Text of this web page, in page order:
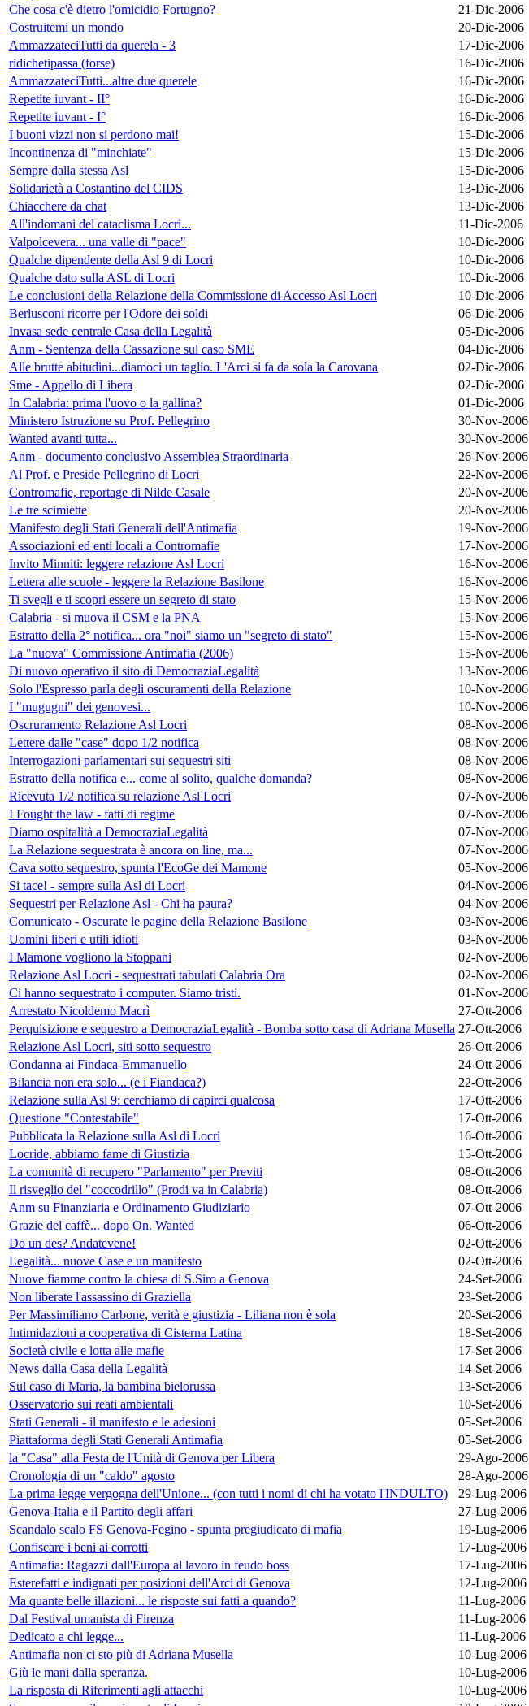
Che cosa c'è dietro l'omicidio Fortugno?
21-Dic-2006
Costruitemi un mondo
20-Dic-2006
AmmazzateciTutti da querela - 3
17-Dic-2006
ridichetipassa (forse)
16-Dic-2006
AmmazzateciTutti...altre due querele
16-Dic-2006
Repetite iuvant - II°
16-Dic-2006
Repetite iuvant - I°
16-Dic-2006
I buoni vizzi non si perdono mai!
15-Dic-2006
Incontinenza di "minchiate"
15-Dic-2006
Sempre dalla stessa Asl
15-Dic-2006
Solidarietà a Costantino del CIDS
13-Dic-2006
Chiacchere da chat
13-Dic-2006
All'indomani del cataclisma Locri...
11-Dic-2006
Valpolcevera... una valle di "pace"
10-Dic-2006
Qualche dipendente della Asl 9 di Locri
10-Dic-2006
Qualche dato sulla ASL di Locri
10-Dic-2006
Le conclusioni della Relazione della Commissione di Accesso Asl Locri
10-Dic-2006
Berlusconi ricorre per l'Odore dei soldi
06-Dic-2006
Invasa sede centrale Casa della Legalità
05-Dic-2006
Anm - Sentenza della Cassazione sul caso SME
04-Dic-2006
Alle brutte abitudini...diamoci un taglio. L'Arci si fa da sola la Carovana
02-Dic-2006
Sme - Appello di Libera
02-Dic-2006
In Calabria: prima l'uovo o la gallina?
01-Dic-2006
Ministero Istruzione su Prof. Pellegrino
30-Nov-2006
Wanted avanti tutta...
30-Nov-2006
Anm - documento conclusivo Assemblea Straordinaria
26-Nov-2006
Al Prof. e Preside Pellegrino di Locri
22-Nov-2006
Contromafie, reportage di Nilde Casale
20-Nov-2006
Le tre scimiette
20-Nov-2006
Manifesto degli Stati Generali dell'Antimafia
19-Nov-2006
Associazioni ed enti locali a Contromafie
17-Nov-2006
Invito Minniti: leggere relazione Asl Locri
16-Nov-2006
Lettera alle scuole - leggere la Relazione Basilone
16-Nov-2006
Ti svegli e ti scopri essere un segreto di stato
15-Nov-2006
Calabria - si muova il CSM e la PNA
15-Nov-2006
Estratto della 2° notifica... ora "noi" siamo un "segreto di stato"
15-Nov-2006
La "nuova" Commissione Antimafia (2006)
15-Nov-2006
Di nuovo operativo il sito di DemocraziaLegalità
13-Nov-2006
Solo l'Espresso parla degli oscuramenti della Relazione
10-Nov-2006
I "mugugni" dei genovesi...
10-Nov-2006
Oscruramento Relazione Asl Locri
08-Nov-2006
Lettere dalle "case" dopo 1/2 notifica
08-Nov-2006
Interrogazioni parlamentari sui sequestri siti
08-Nov-2006
Estratto della notifica e... come al solito, qualche domanda?
08-Nov-2006
Ricevuta 1/2 notifica su relazione Asl Locri
07-Nov-2006
I Fought the law - fatti di regime
07-Nov-2006
Diamo ospitalità a DemocraziaLegalità
07-Nov-2006
La Relazione sequestrata è ancora on line, ma...
07-Nov-2006
Cava sotto sequestro, spunta l'EcoGe dei Mamone
05-Nov-2006
Si tace! - sempre sulla Asl di Locri
04-Nov-2006
Sequestri per Relazione Asl - Chi ha paura?
04-Nov-2006
Comunicato - Oscurate le pagine della Relazione Basilone
03-Nov-2006
Uomini liberi e utili idioti
03-Nov-2006
I Mamone vogliono la Stoppani
02-Nov-2006
Relazione Asl Locri - sequestrati tabulati Calabria Ora
02-Nov-2006
Ci hanno sequestrato i computer. Siamo tristi.
01-Nov-2006
Arrestato Nicoldemo Macrì
27-Ott-2006
Perquisizione e sequestro a DemocraziaLegalità - Bomba sotto casa di Adriana Musella 27-Ott-2006
Relazione Asl Locri, siti sotto sequestro
26-Ott-2006
Condanna ai Findaca-Emmanuello
24-Ott-2006
Bilancia non era solo... (e i Fiandaca?)
22-Ott-2006
Relazione sulla Asl 9: cerchiamo di capirci qualcosa
17-Ott-2006
Questione "Contestabile"
17-Ott-2006
Pubblicata la Relazione sulla Asl di Locri
16-Ott-2006
Locride, abbiamo fame di Giustizia
15-Ott-2006
La comunità di recupero "Parlamento" per Previti
08-Ott-2006
Il risveglio del "coccodrillo" (Prodi va in Calabria)
08-Ott-2006
Anm su Finanziaria e Ordinamento Giudiziario
07-Ott-2006
Grazie del caffè... dopo On. Wanted
06-Ott-2006
Do un des? Andatevene!
02-Ott-2006
Legalità... nuove Case e un manifesto
02-Ott-2006
Nuove fiamme contro la chiesa di S.Siro a Genova
24-Set-2006
Non liberate l'assassino di Graziella
23-Set-2006
Per Massimiliano Carbone, verità e giustizia - Liliana non è sola
20-Set-2006
Intimidazioni a cooperativa di Cisterna Latina
18-Set-2006
Società civile e lotta alle mafie
17-Set-2006
News dalla Casa della Legalità
14-Set-2006
Sul caso di Maria, la bambina bielorussa
13-Set-2006
Osservatorio sui reati ambientali
10-Set-2006
Stati Generali - il manifesto e le adesioni
05-Set-2006
Piattaforma degli Stati Generali Antimafia
05-Set-2006
la "Casa" alla Festa de l'Unità di Genova per Libera
29-Ago-2006
Cronologia di un "caldo" agosto
28-Ago-2006
La prima legge vergogna dell'Unione... (con tutti i nomi di chi ha votato l'INDULTO)
29-Lug-2006
Genova-Italia e il Partito degli affari
27-Lug-2006
Scandalo scalo FS Genova-Fegino - spunta pregiudicato di mafia
19-Lug-2006
Confiscare i beni ai corrotti
17-Lug-2006
Antimafia: Ragazzi dall'Europa al lavoro in feudo boss
17-Lug-2006
Esterefatti e indignati per posizioni dell'Arci di Genova
12-Lug-2006
Ma quante belle illazioni... le risposte sui fatti a quando?
11-Lug-2006
Dal Festival umanista di Firenza
11-Lug-2006
Dedicato a chi legge...
11-Lug-2006
Antimafia non ci sto più di Adriana Musella
10-Lug-2006
Giù le mani dalla speranza.
10-Lug-2006
La risposta di Riferimenti agli attacchi
10-Lug-2006